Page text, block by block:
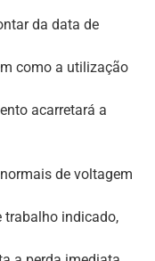
da data de
como a utilização
acarretará a
de voltagem
trabalho indicado,